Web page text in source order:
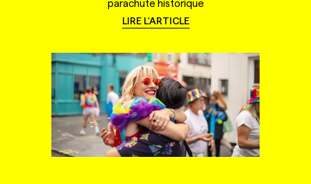
parachute historique
LIRE L'ARTICLE